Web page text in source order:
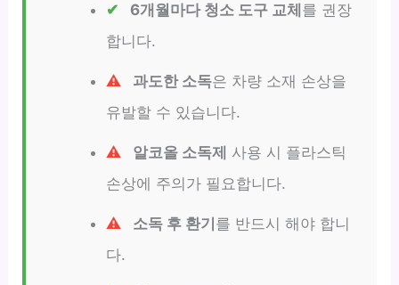
6개월마다 청소 도구 교체 를 권장
합니다.
과도한 소독은 차량 소재 손상을
유발할 수 있습니다.
알코올 소독제
사용 시 플라스틱
손상에 주의가 필요합니다.
소독 후 환기 를 반드시 해야 합니
다.